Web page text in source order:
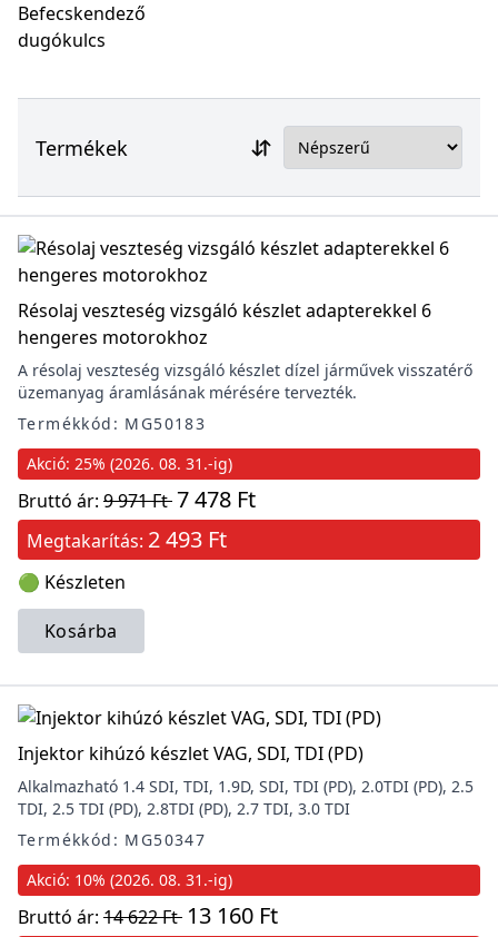
Befecskendező
dugókulcs
Termékek
Résolaj veszteség vizsgáló készlet adapterekkel 6
hengeres motorokhoz
A résolaj veszteség vizsgáló készlet dízel járművek visszatérő
üzemanyag áramlásának mérésére tervezték.
Termékkód: MG50183
Akció: 25% (2026. 08. 31.-ig)
Bruttó ár: 9 971 Ft7 478 Ft
Megtakarítás: 2 493 Ft
🟢 Készleten
Kosárba
Injektor kihúzó készlet VAG, SDI, TDI (PD)
Alkalmazható 1.4 SDI, TDI, 1.9D, SDI, TDI (PD), 2.0TDI (PD), 2.5
TDI, 2.5 TDI (PD), 2.8TDI (PD), 2.7 TDI, 3.0 TDI
Termékkód: MG50347
Akció: 10% (2026. 08. 31.-ig)
Bruttó ár: 14 622 Ft 13 160 Ft